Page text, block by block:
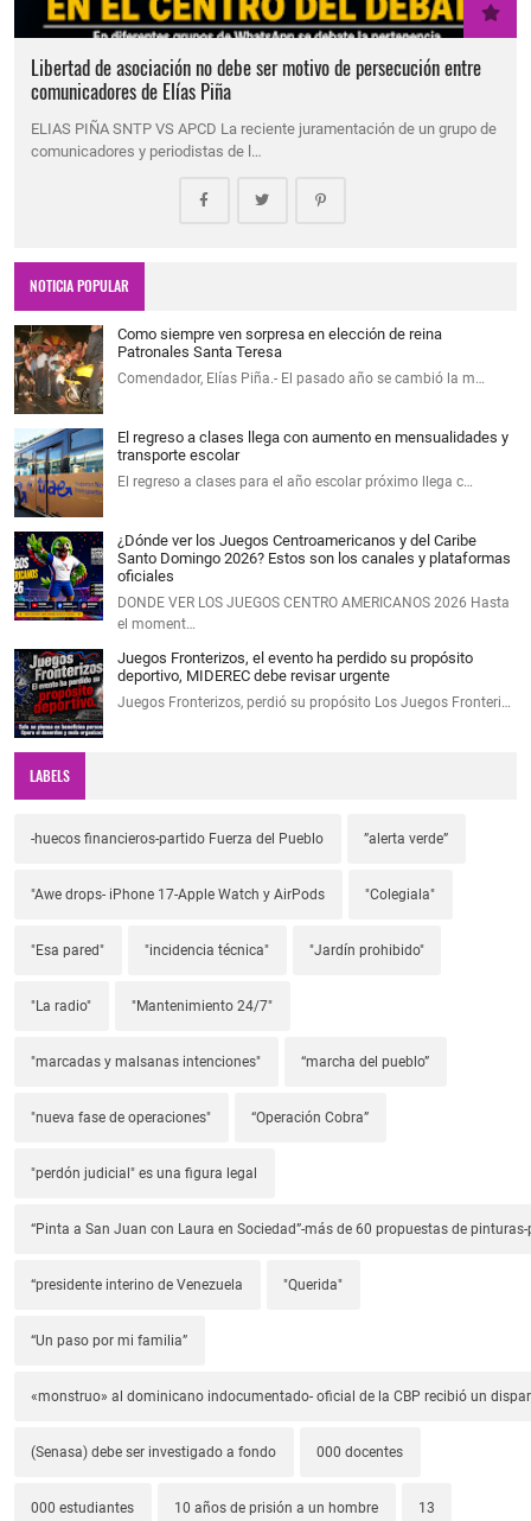
Libertad de asociación no debe ser motivo de persecución entre
comunicadores de Elías Piña
ELIAS PIÑA SNTP VS APCD La reciente juramentación de un grupo de
comunicadores y periodistas de l…
NOTICIA POPULAR
Como siempre ven sorpresa en elección de reina
Patronales Santa Teresa
Comendador, Elías Piña.- El pasado año se cambió la m…
El regreso a clases llega con aumento en mensualidades y
transporte escolar
El regreso a clases para el año escolar próximo llega c…
¿Dónde ver los Juegos Centroamericanos y del Caribe
Santo Domingo 2026? Estos son los canales y plataformas
oficiales
DONDE VER LOS JUEGOS CENTRO AMERICANOS 2026 Hasta
el moment…
Juegos Fronterizos, el evento ha perdido su propósito
deportivo, MIDEREC debe revisar urgente
Juegos Fronterizos, perdió su propósito Los Juegos Fronteri…
LABELS
-huecos financieros-partido Fuerza del Pueblo ”alerta verde”
"Awe drops- iPhone 17-Apple Watch y AirPods "Colegiala"
"Esa pared" "incidencia técnica" "Jardín prohibido"
"La radio" "Mantenimiento 24/7"
"marcadas y malsanas intenciones" “marcha del pueblo”
"nueva fase de operaciones" “Operación Cobra”
"perdón judicial" es una figura legal
“Pinta a San Juan con Laura en Sociedad”-más de 60 propuestas de
“presidente interino de Venezuela "Querida"
“Un paso por mi familia”
«monstruo» al dominicano indocumentado- oficial de la CBP recibió un
(Senasa) debe ser investigado a fondo 000 docentes
000 estudiantes 10 años de prisión a un hombre 13